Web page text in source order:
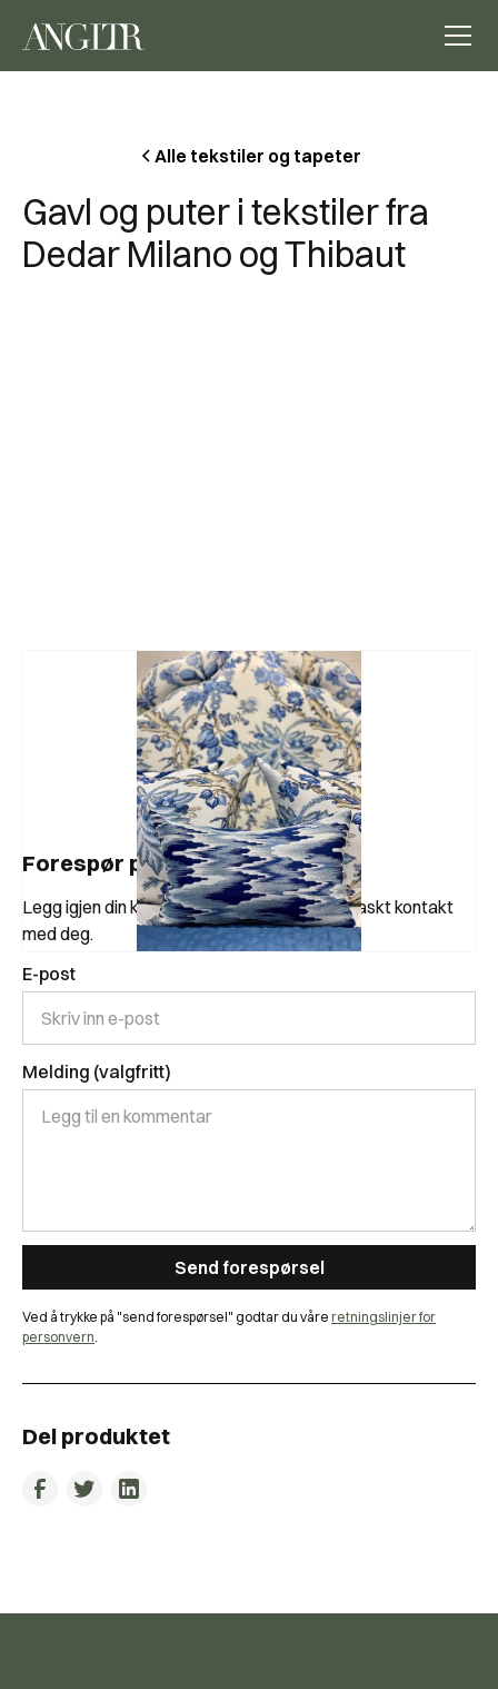
Alle tekstiler og tapeter
Gavl og puter i tekstiler fra
Dedar Milano og Thibaut
Forespør produkt
Legg igjen din kontaktinformasjon, så tar vi raskt kontakt
med deg.
E-post
Melding (valgfritt)
Ved å trykke på "send forespørsel" godtar du våre retningslinjer for
personvern.
Del produktet